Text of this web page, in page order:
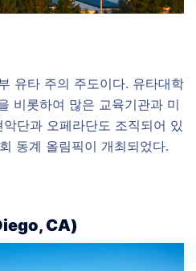
유타 주의 주도이다. 유타대학
비롯하여 많은 교육기관과 미
단과 오페라단도 조직되어 있
동계 올림픽이 개최되었다.
CA)